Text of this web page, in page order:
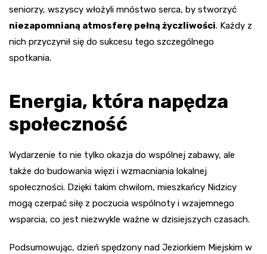
seniorzy, wszyscy włożyli mnóstwo serca, by stworzyć
niezapomnianą atmosferę pełną życzliwości. Każdy z
nich przyczynił się do sukcesu tego szczególnego
spotkania.
Energia, która napędza
społeczność
Wydarzenie to nie tylko okazja do wspólnej zabawy, ale
także do budowania więzi i wzmacniania lokalnej
społeczności. Dzięki takim chwilom, mieszkańcy Nidzicy
mogą czerpać siłę z poczucia wspólnoty i wzajemnego
wsparcia, co jest niezwykle ważne w dzisiejszych czasach.
Podsumowując, dzień spędzony nad Jeziorkiem Miejskim w